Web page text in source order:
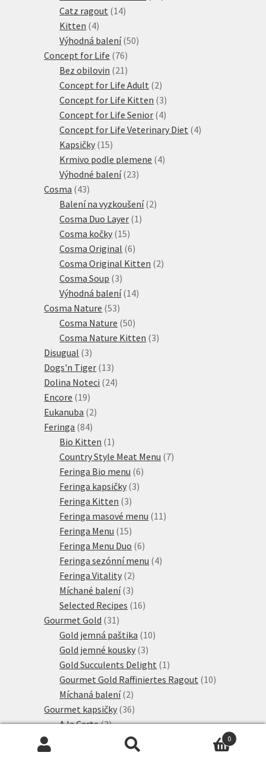
Catz ragout 1414
Kitten 44
produkty
Výhodná balení 5050
Concept for Life 7676
produktů
Bez obilovin 2121
produktů
Concept for Life Adult 22
produkty
Concept for Life Kitten 33
produkty
Concept for Life Senior 44
produkty
Concept for Life Veterinary Diet 44
Kapsičky 1515
produktů
Krmivo podle plemene 44
Výhodné balení 2323
Cosma 4343
produktů
Balení na vyzkoušení 22
Cosma Duo Layer 11
Cosma kočky 1515
produktů
Cosma Original 66
produktů
Cosma Original Kitten 22
Cosma Soup 33
produkty
Výhodná balení 1414
Cosma Nature 5353
produktů
Cosma Nature 5050
produktů
Cosma Nature Kitten 33
Disugual 33
produkty
Dogs'n Tiger 1313
produktů
Dolina Noteci 2424
Encore 1919
produktů
Eukanuba 22
Feringa 8484
produktů
Bio Kitten 11
produkt
Country Style Meat Menu 77
Feringa Bio menu 66
Feringa kapsičky 33
Feringa Kitten 33
produkty
Feringa masové menu 1111
Feringa Menu 1515
produktů
Feringa Menu Duo 66
produktů
Feringa sezónní menu 44
Feringa Vitality 22
produkty
Míchané balení 33
produkty
Selected Recipes 1616
Gourmet Gold 3131
produktů
Gold jemná paštika 1010
Gold jemné kousky 33
produkty
Gold Succulents Delight 11
produkt
Gourmet Gold Raffiniertes Ragout 1010
Míchaná balení 22
produkty
Gourmet kapsičky 3636
produktů
A la Carte 33
produkty
produktů
19
0